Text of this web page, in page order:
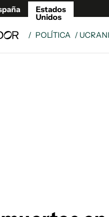
Estados
Unidos
/ POLÍTICA /